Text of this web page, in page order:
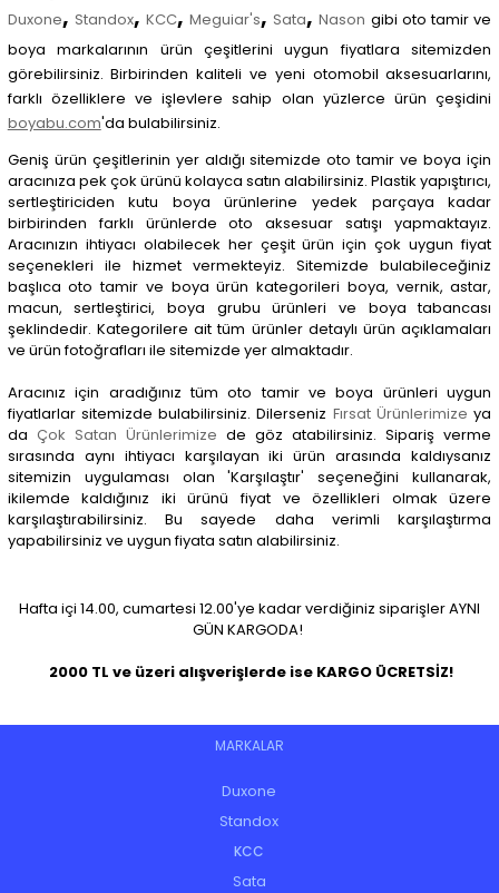
Duxone, Standox, KCC, Meguiar's, Sata,Nason gibi oto tamir ve
boya markalarının ürün çeşitlerini uygun fiyatlara sitemizden
görebilirsiniz. Birbirinden kaliteli ve yeni otomobil aksesuarlarını,
farklı özelliklere ve işlevlere sahip olan yüzlerce ürün çeşidini
boyabu.com'da bulabilirsiniz.
Geniş ürün çeşitlerinin yer aldığı sitemizde oto tamir ve boya için
aracınıza pek çok ürünü kolayca satın alabilirsiniz. Plastik yapıştırıcı,
sertleştiriciden kutu boya ürünlerine yedek parçaya kadar
birbirinden farklı ürünlerde oto aksesuar satışı yapmaktayız.
Aracınızın ihtiyacı olabilecek her çeşit ürün için çok uygun fiyat
seçenekleri ile hizmet vermekteyiz.Sitemizde bulabileceğiniz
başlıca oto tamir ve boya ürün kategorileri boya, vernik, astar,
macun, sertleştirici, boya grubu ürünleri ve boya tabancası
şeklindedir. Kategorilere ait tüm ürünler detaylı ürün açıklamaları
ve ürün fotoğrafları ile sitemizde yer almaktadır.
Aracınız için aradığınız tüm oto tamir ve boya ürünleri uygun
fiyatlarlar sitemizde bulabilirsiniz. Dilerseniz Fırsat Ürünlerimize ya
da Çok Satan Ürünlerimize de göz atabilirsiniz. Sipariş verme
sırasında aynı ihtiyacı karşılayan iki ürün arasında kaldıysanız
sitemizin uygulaması olan 'Karşılaştır' seçeneğini kullanarak,
ikilemde kaldığınız iki ürünü fiyat ve özellikleri olmak üzere
karşılaştırabilirsiniz. Bu sayede daha verimli karşılaştırma
yapabilirsiniz ve uygun fiyata satın alabilirsiniz.
Hafta içi 14.00, cumartesi 12.00'ye kadar verdiğiniz siparişlerAYNI
GÜN KARGODA!
2000 TL ve üzeri alışverişlerde ise KARGO ÜCRETSİZ!
MARKALAR
Duxone
Standox
KCC
Sata